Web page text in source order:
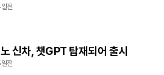
전
신차, 챗GPT 탑재되어 출시
전